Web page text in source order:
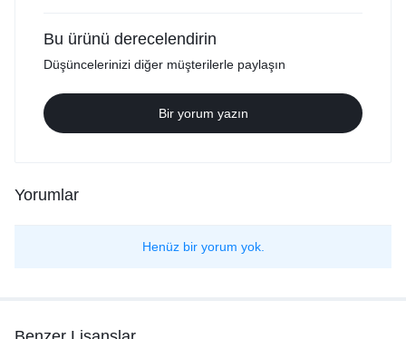
Bu ürünü derecelendirin
Düşüncelerinizi diğer müşterilerle paylaşın
Bir yorum yazın
Yorumlar
Henüz bir yorum yok.